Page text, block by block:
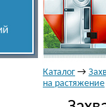
Каталог →
на растяжение